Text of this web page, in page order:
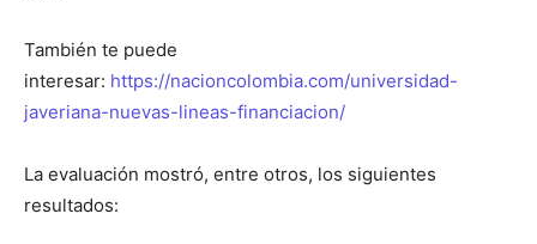
También te puede
interesar: https://nacioncolombia.com/universidad-
javeriana-nuevas-lineas-financiacion/
La evaluación mostró, entre otros, los siguientes
resultados: